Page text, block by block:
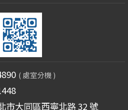
( 處室分機 )
市大同區西寧北路 32 號